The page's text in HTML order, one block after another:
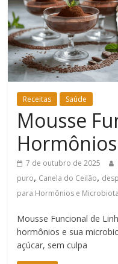
Estar
Receitas Saúde
Mousse
7 de outubro de 2025
puro, Canela do Ceilão,
para Hormônios e Microbiota
Mousse Funcional de
hormônios e sua
açúcar, sem culpa